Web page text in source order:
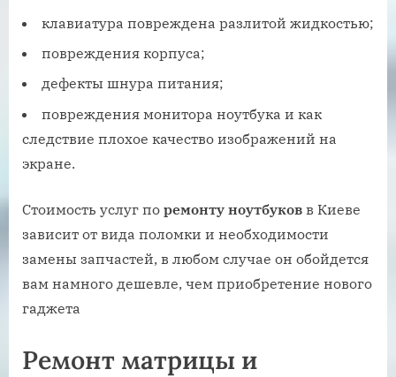
клавиатура повреждена разлитой жидкостью;
повреждения корпуса;
дефекты шнура питания;
повреждения монитора ноутбука и как
следствие плохое качество изображений на
экране.
Стоимость услуг по ремонту ноутбуков в Киеве
зависит от вида поломки и необходимости
замены запчастей, в любом случае он обойдется
вам намного дешевле, чем приобретение нового
гаджета
Ремонт матрицы и